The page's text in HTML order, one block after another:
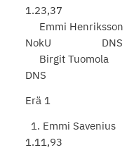
1.23,37
Emmi
NokU DNS
Birgit
DNS
Erä 1
1. Emmi
1.11,93